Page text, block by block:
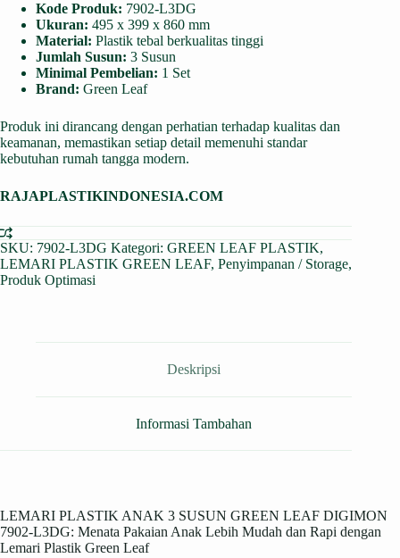
Kode Produk: 7902-L3DG
Ukuran: 495 x 399 x 860 mm
Material: Plastik tebal berkualitas tinggi
Jumlah Susun: 3 Susun
Minimal Pembelian: 1 Set
Brand: Green Leaf
Produk ini dirancang dengan perhatian terhadap kualitas dan
keamanan, memastikan setiap detail memenuhi standar
kebutuhan rumah tangga modern.
RAJAPLASTIKINDONESIA.COM
SKU: 7902-L3DG Kategori: GREEN LEAF PLASTIK,
LEMARI PLASTIK GREEN LEAF, Penyimpanan / Storage,
Produk Optimasi
Deskripsi
Informasi Tambahan
LEMARI PLASTIK ANAK 3 SUSUN GREEN LEAF DIGIMON
7902-L3DG: Menata Pakaian Anak Lebih Mudah dan Rapi dengan
Lemari Plastik Green Leaf